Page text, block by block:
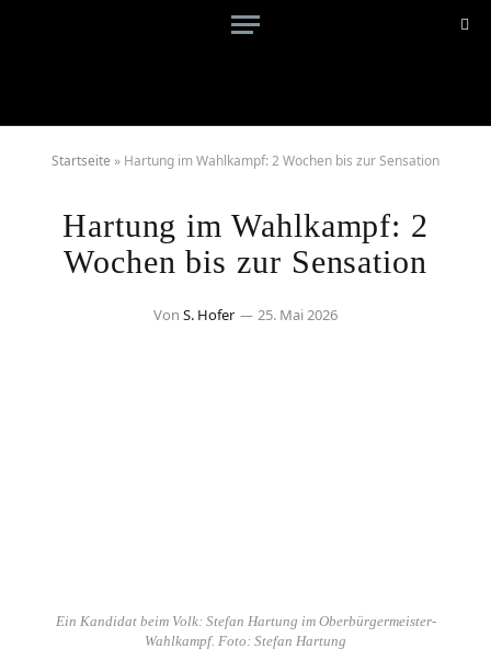
Startseite » Hartung im Wahlkampf: 2 Wochen bis zur Sensation
Hartung im Wahlkampf: 2
Wochen bis zur Sensation
Von S. Hofer 25. Mai 2026
Ein Kandidat beim Volk: Stefan Hartung im Oberbürgermeister-
Wahlkampf. Foto: Stefan Hartung